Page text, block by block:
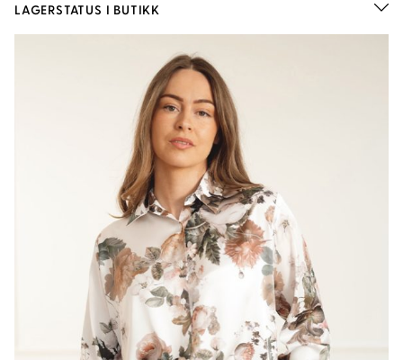
LAGERSTATUS I BUTIKK